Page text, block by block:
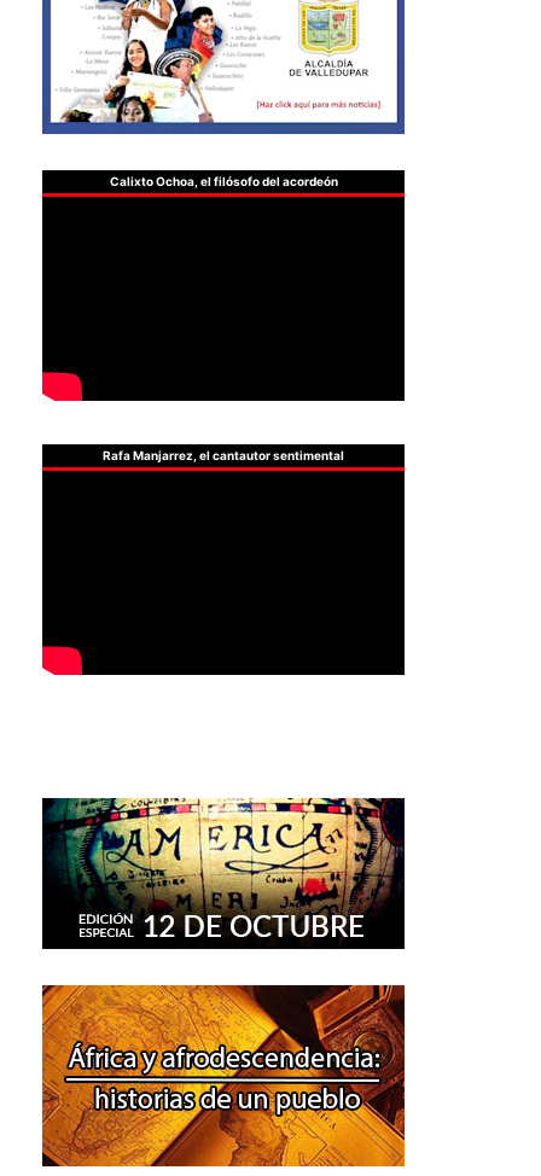
Calixto Ochoa, el filósofo del acordeón
Rafa Manjarrez, el cantautor sentimental